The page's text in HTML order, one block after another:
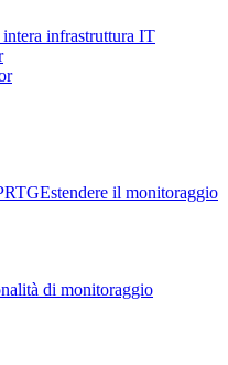
infrastruttura IT
Estendere il monitoraggio
di monitoraggio